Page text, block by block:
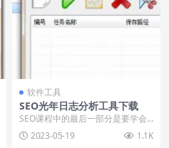
软件工具
SEO光年日志分析工具下载
SEO课程中的最后一部分是要学会
分析网站日志，网站日志也就是我
们服务器的日志记录...
2023-05-19 1.1K